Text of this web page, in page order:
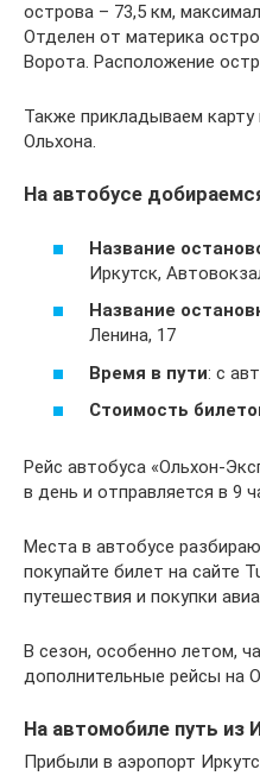
острова – 73,5 км,
Отделен от материка
Ворота. Расположение
Также прикладываем
Ольхона.
На автобусе
Название
Иркутск,
Название
Ленина, 17
Время в пути: с
Стоимость
Рейс автобуса «Ольхон-
в день и отправляется в 9
Места в автобусе
покупайте билет на сайте
путешествия и покупки
В сезон, особенно летом,
дополнительные рейсы на
На автомобиле путь из
Прибыли в аэропорт